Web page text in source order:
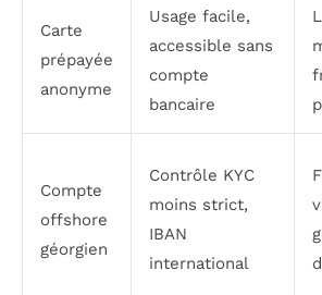
Carte
prépayée
anonyme
Usage facile,
accessible sans
compte
bancaire
Compte
offshore
géorgien
Contrôle KYC
moins strict,
IBAN
international